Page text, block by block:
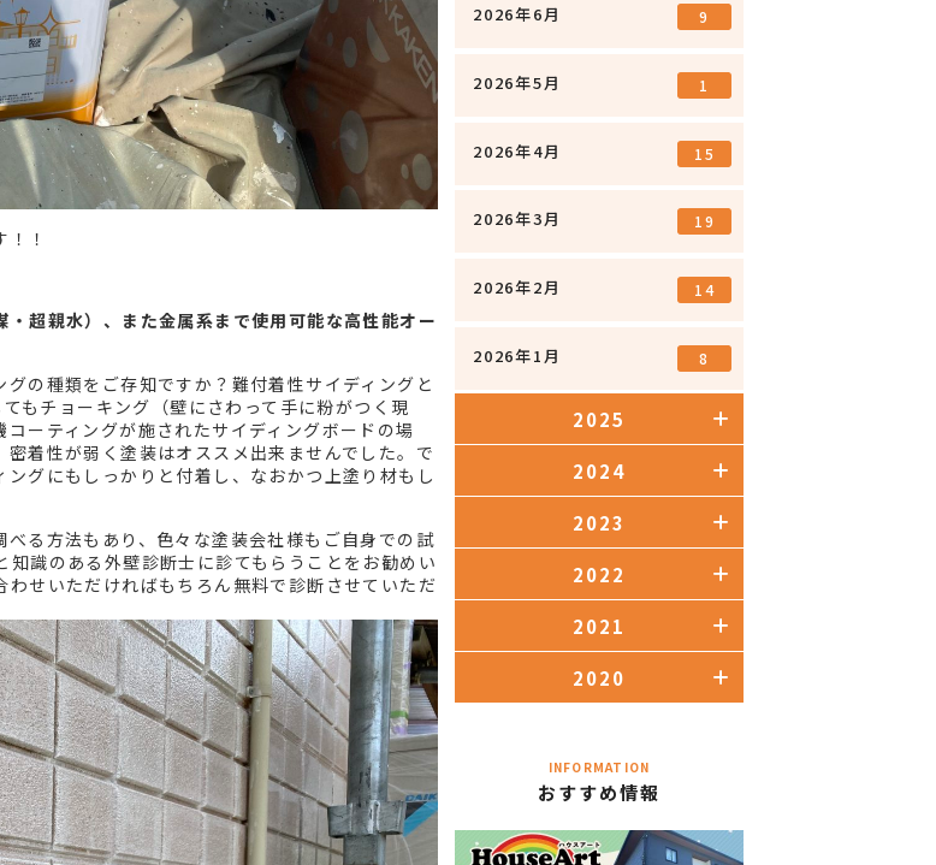
！！
超親水）、また金属系まで使用可能な高性能オー
の種類をご存知ですか？難付着性サイディングと
もチョーキング（壁にさわって手に粉がつく現
ーティングが施されたサイディングボードの場
着性が弱く塗装はオススメ出来ませんでした。で
グにもしっかりと付着し、なおかつ上塗り材もし
る方法もあり、色々な塗装会社様もご自身での試
識のある外壁診断士に診てもらうことをお勧めい
せいただければもちろん無料で診断させていただ
2026年6月 9
2026年5月 1
2026年4月 15
2026年3月 19
2026年2月 14
2026年1月 8
2025
2024
2023
2022
2021
2020
INFORMATION
おすすめ情報